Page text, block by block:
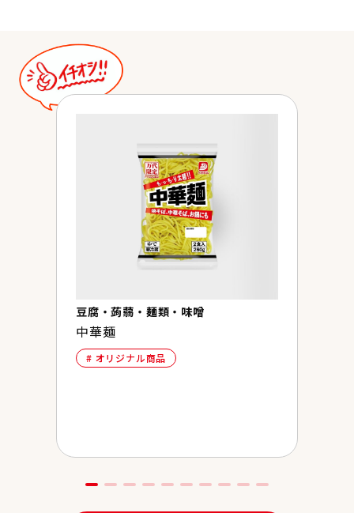
豆腐・蒟蒻・麺類・味噌
中華麺
オリジナル商品